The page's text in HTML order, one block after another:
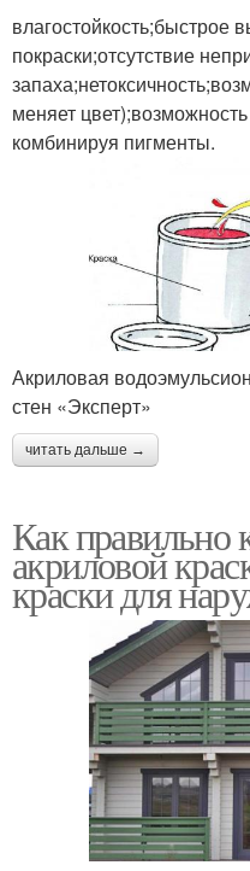
влагостойкость;быстрое
покраски;отсутствие
меняет
комбинируя пигменты.
Акриловая
стен «Эксперт»
читать дальше →
Как правильно
акриловой
краски для